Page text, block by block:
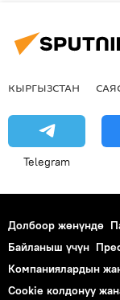
КЫРГЫЗСТАН
Telegram
Долбоор жөнүндө
Байланыш үчүн
Компаниялардын
Cookie колдонуу